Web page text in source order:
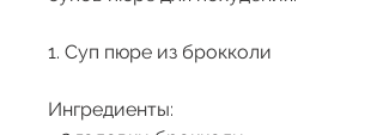
1. Суп пюре из брокколи
Ингредиенты: